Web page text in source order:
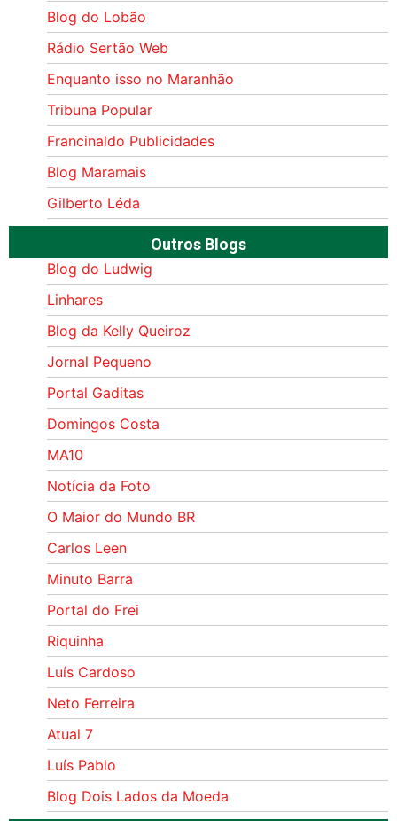
Blog do Lobão
Rádio Sertão Web
Enquanto isso no Maranhão
Tribuna Popular
Francinaldo Publicidades
Blog Maramais
Gilberto Léda
Outros Blogs
Blog do Ludwig
Linhares
Blog da Kelly Queiroz
Jornal Pequeno
Portal Gaditas
Domingos Costa
MA10
Notícia da Foto
O Maior do Mundo BR
Carlos Leen
Minuto Barra
Portal do Frei
Riquinha
Luís Cardoso
Neto Ferreira
Atual 7
Luís Pablo
Blog Dois Lados da Moeda